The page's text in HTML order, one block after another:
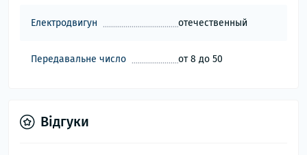
Електродвигун отечественный
Передавальне число от 8 до 50
Відгуки